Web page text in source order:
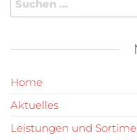
Home
Aktuelles
Leistungen und